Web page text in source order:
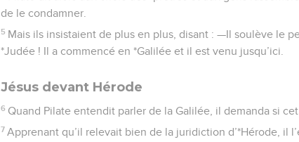
de le condamner.
5 Mais ils insistaient de plus en plus, disant : —Il soulève le
*Judée ! Il a commencé en *Galilée et il est venu jusqu’ici.
Jésus devant Hérode
6 Quand Pilate entendit parler de la Galilée, il demanda si
7 Apprenant qu’il relevait bien de la juridiction d’*Hérode, il